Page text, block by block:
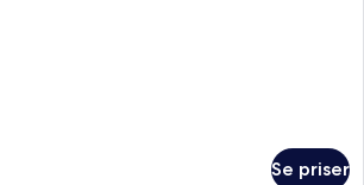
Se priser